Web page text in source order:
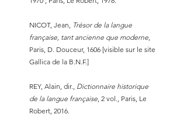
NICOT, Jean, Trésor de la langue
française, tant ancienne que moderne,
Paris, D. Douceur, 1606 [visible sur le site
Gallica de la B.N.F.]
REY, Alain, dir., Dictionnaire historique
de la langue française, 2 vol., Paris, Le
Robert, 2016.